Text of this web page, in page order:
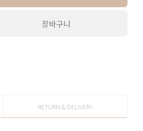
장바구니
RETURN & DELIVERY